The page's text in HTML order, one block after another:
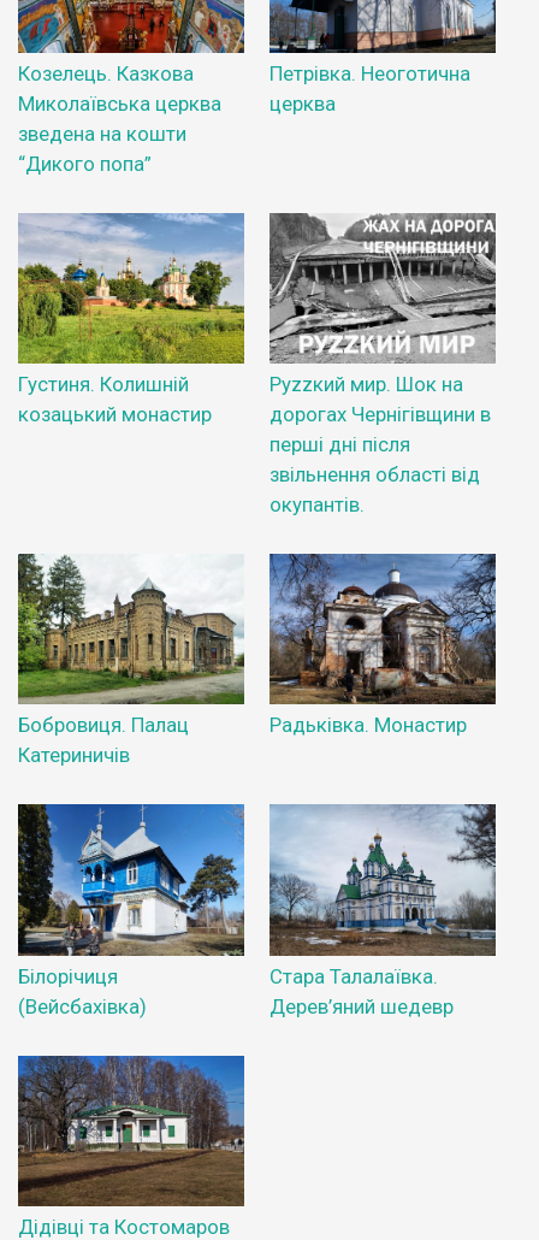
Козелець. Казкова
Миколаївська церква
зведена на кошти
“Дикого попа”
Петрівка. Неоготична
церква
Густиня. Колишній
козацький монастир
Руzzкий мир. Шок на
дорогах Чернігівщини в
перші дні після
звільнення області від
окупантів.
Бобровиця. Палац
Катериничів
Радьківка. Монастир
Білорічиця
(Вейсбахівка)
Стара Талалаївка.
Дерев’яний шедевр
Дідівці та Костомаров